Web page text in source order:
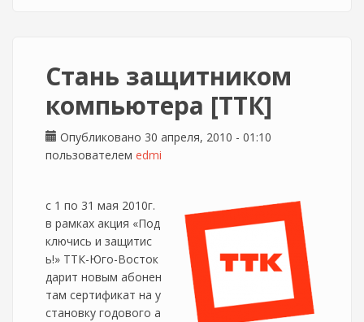
Стань защитником
компьютера [ТТК]
Опубликовано 30 апреля, 2010 - 01:10
пользователем edmi
с 1 по 31 мая 2010г.
в рамках акция «Под
ключись и защитис
ь!» ТТК-Юго-Восток
дарит новым абонен
там сертификат на у
становку годового а